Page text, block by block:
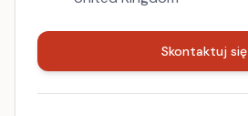
Skontaktuj się